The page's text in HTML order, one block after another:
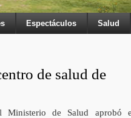
Espectáculos Salud
de salud de
Ministerio de Salud aprobó